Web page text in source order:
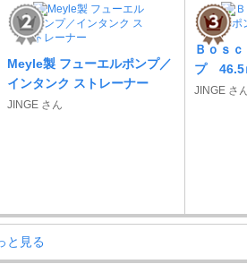
Meyle製 フューエルポンプ／
インタンク ストレーナー
JINGE さん
Ｂｏｓ
プ 46.5
JINGE さ
と見る